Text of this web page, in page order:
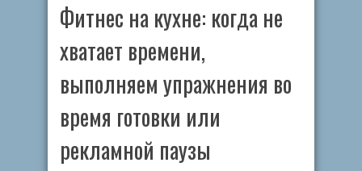
Фитнес на кухне: когда не
хватает времени,
выполняем упражнения во
время готовки или
рекламной паузы